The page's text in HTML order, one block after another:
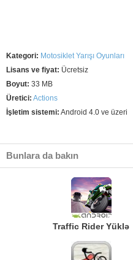
Kategori: Motosiklet Yarışı Oyunları
Lisans ve fiyat: Ücretsiz
Boyut: 33 MB
Üretici: Actions
İşletim sistemi: Android 4.0 ve üzeri
Bunlara da bakın
Traffic Rider Yüklə